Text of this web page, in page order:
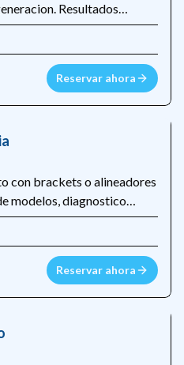
Resultados
hasta 8 tonos mas
Reservar ahora
con brackets o alineadores
modelos, diagnostico
detallado.
Reservar ahora